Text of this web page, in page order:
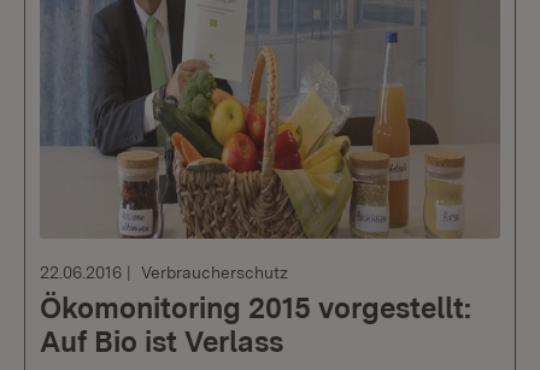
22.06.2016 Verbraucherschutz
Ökomonitoring 2015 vorgestellt:
Auf Bio ist Verlass